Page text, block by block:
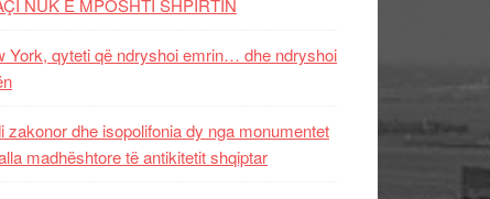
NUK E MPOSHTI SHPIRTIN
York, qyteti që ndryshoi emrin… dhe ndryshoi
zakonor dhe isopolifonia dy nga monumentet
madhështore të antikitetit shqiptar